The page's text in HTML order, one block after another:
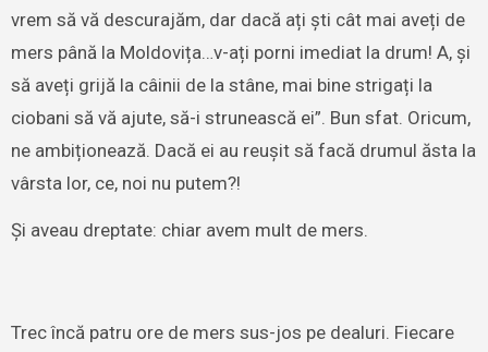
vrem să vă descurajăm, dar dacă ați ști cât mai aveți de
mers până la Moldovița…v-ați porni imediat la drum! A, și
să aveți grijă la câinii de la stâne, mai bine strigați la
ciobani să vă ajute, să-i strunească ei”. Bun sfat. Oricum,
ne ambiționează. Dacă ei au reușit să facă drumul ăsta la
vârsta lor, ce, noi nu putem?!
Și aveau dreptate: chiar avem mult de mers.
Trec încă patru ore de mers sus-jos pe dealuri. Fiecare